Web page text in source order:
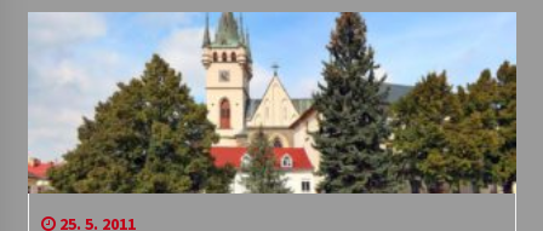
25. 5. 2011